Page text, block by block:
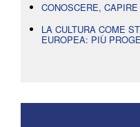
CONOSCERE,
LA CULTURA COME
EUROPEA: PIÙ